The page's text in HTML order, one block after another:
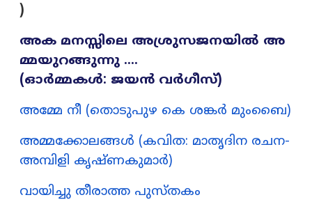
)
അക മനസ്സിലെ അശ്രുസജനയിൽ അ
മ്മയുറങ്ങുന്നു ….
(ഓർമ്മകൾ: ജയൻ വർഗീസ്)
അമ്മേ നീ (തൊടുപുഴ കെ ശങ്കർ മുംബൈ)
അമ്മക്കോലങ്ങൾ (കവിത: മാതൃദിന രചന-
അമ്പിളി കൃഷ്ണകുമാർ)
വായിച്ചു തീരാത്ത പുസ്തകം